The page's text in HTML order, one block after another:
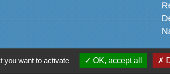
- Plan du site - Gestion des cookies
you want to activate OK, accept all